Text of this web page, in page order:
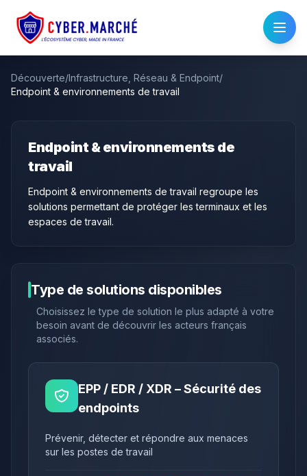
Découverte/Infrastructure, Réseau & Endpoint/
Endpoint & environnements de travail
Endpoint & environnements de
travail
Endpoint & environnements de travail regroupe les
solutions permettant de protéger les terminaux et les
espaces de travail.
Type de solutions disponibles
Choisissez le type de solution le plus adapté à votre
besoin avant de découvrir les acteurs français
associés.
EPP / EDR / XDR – Sécurité des
endpoints
Prévenir, détecter et répondre aux menaces
sur les postes de travail